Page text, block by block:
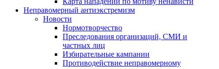
Неправомерный антиэкстремизм
Новости
Нормотворчество
Преследования организаций, СМИ и
частных лиц
Избирательные кампании
Противодействие неправомерному